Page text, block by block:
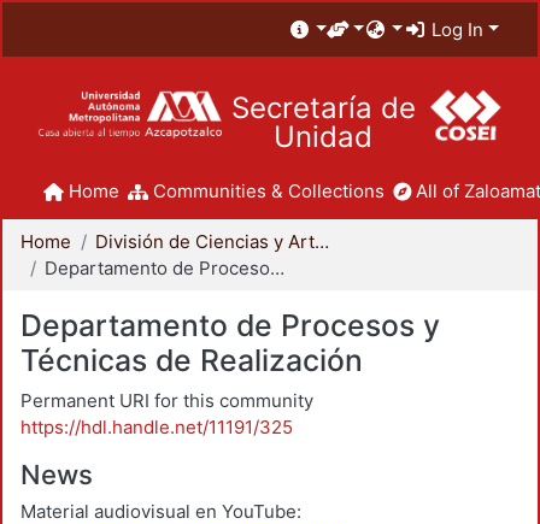
Log In
Secretaría de
Unidad
Home Communities & Collections All of
Home
División de Ciencias y Artes para el Diseño
Departamento de Procesos y Técnicas de Realización
Departamento de Procesos y
Técnicas de Realización
Permanent URI for this community
https://hdl.handle.net/11191/325
News
Material audiovisual en YouTube: